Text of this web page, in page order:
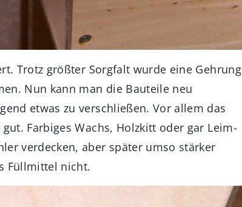
Trotz größter Sorgfalt wurde eine Gehrung
Nun kann man die Bauteile neu
etwas zu verschließen. Vor allem das
Farbiges Wachs, Holzkitt oder gar Leim-
verdecken, aber später umso stärker
Füllmittel nicht.